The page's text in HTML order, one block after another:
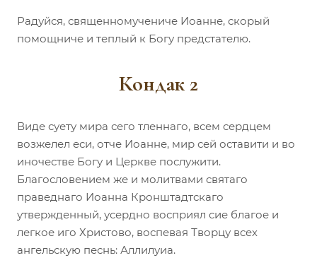
Радуйся, священномучениче Иоанне, скорый
помощниче и теплый к Богу предстателю.
Кондак 2
Виде суету мира сего тленнаго, всем сердцем
возжелел еси, отче Иоанне, мир сей оставити и во
иночестве Богу и Церкве послужити.
Благословением же и молитвами святаго
праведнаго Иоанна Кронштадтскаго
утвержденный, усердно восприял сие благое и
легкое иго Христово, воспевая Творцу всех
ангельскую песнь: Аллилуиа.